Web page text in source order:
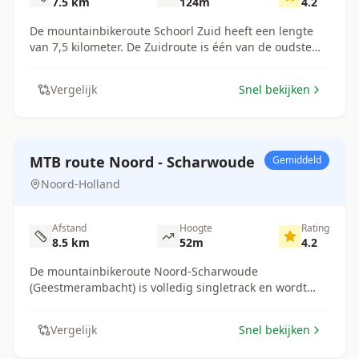
De mountainbikeroute Schoorl Zuid heeft een lengte
van 7,5 kilometer. De Zuidroute is één van de oudste
genoeg voor gemiddelde mountainbiker. Je vindt hier
doorgaande route te rijden. Elke lus heeft een eigen
kleur markering.
Vergelijk Snel bekijken
MTB route Noord - Scharwoude
Noord-Holland
Gemiddeld
Afstand
8.5 km
Hoogte
52m
Rating
4.2
De mountainbikeroute Noord-Scharwoude
(Geestmerambacht) is volledig singletrack en wordt
route voorzien van betongranulaat om de ondergrond
Vergelijk Snel bekijken